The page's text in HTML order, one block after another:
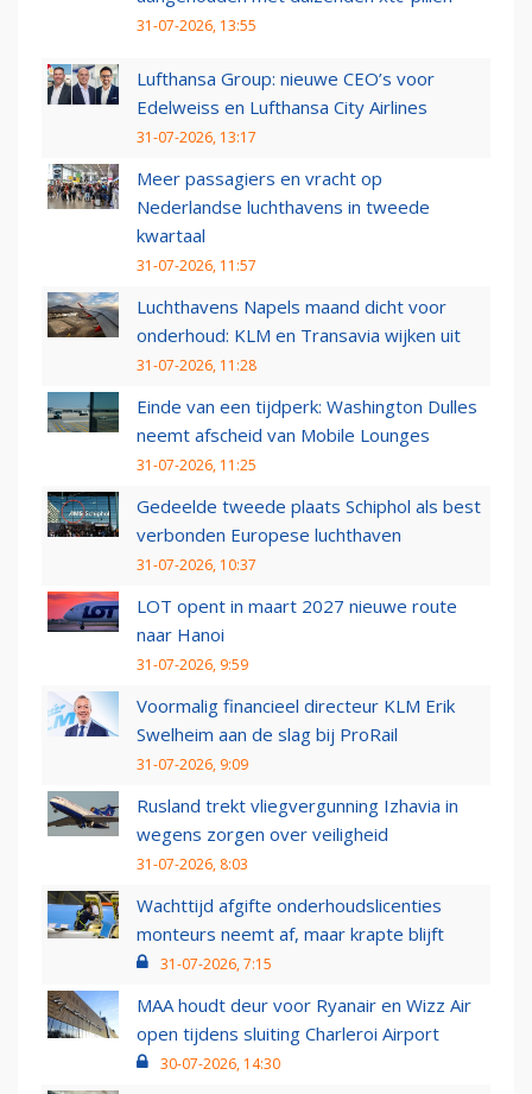
31-07-2026, 13:55
Lufthansa Group: nieuwe CEO’s voor
Edelweiss en Lufthansa City Airlines
31-07-2026, 13:17
Meer passagiers en vracht op
Nederlandse luchthavens in tweede
kwartaal
31-07-2026, 11:57
Luchthavens Napels maand dicht voor
onderhoud: KLM en Transavia wijken uit
31-07-2026, 11:28
Einde van een tijdperk: Washington Dulles
neemt afscheid van Mobile Lounges
31-07-2026, 11:25
Gedeelde tweede plaats Schiphol als best
verbonden Europese luchthaven
31-07-2026, 10:37
LOT opent in maart 2027 nieuwe route
naar Hanoi
31-07-2026, 9:59
Voormalig financieel directeur KLM Erik
Swelheim aan de slag bij ProRail
31-07-2026, 9:09
Rusland trekt vliegvergunning Izhavia in
wegens zorgen over veiligheid
31-07-2026, 8:03
Wachttijd afgifte onderhoudslicenties
monteurs neemt af, maar krapte blijft
31-07-2026, 7:15
MAA houdt deur voor Ryanair en Wizz Air
open tijdens sluiting Charleroi Airport
30-07-2026, 14:30